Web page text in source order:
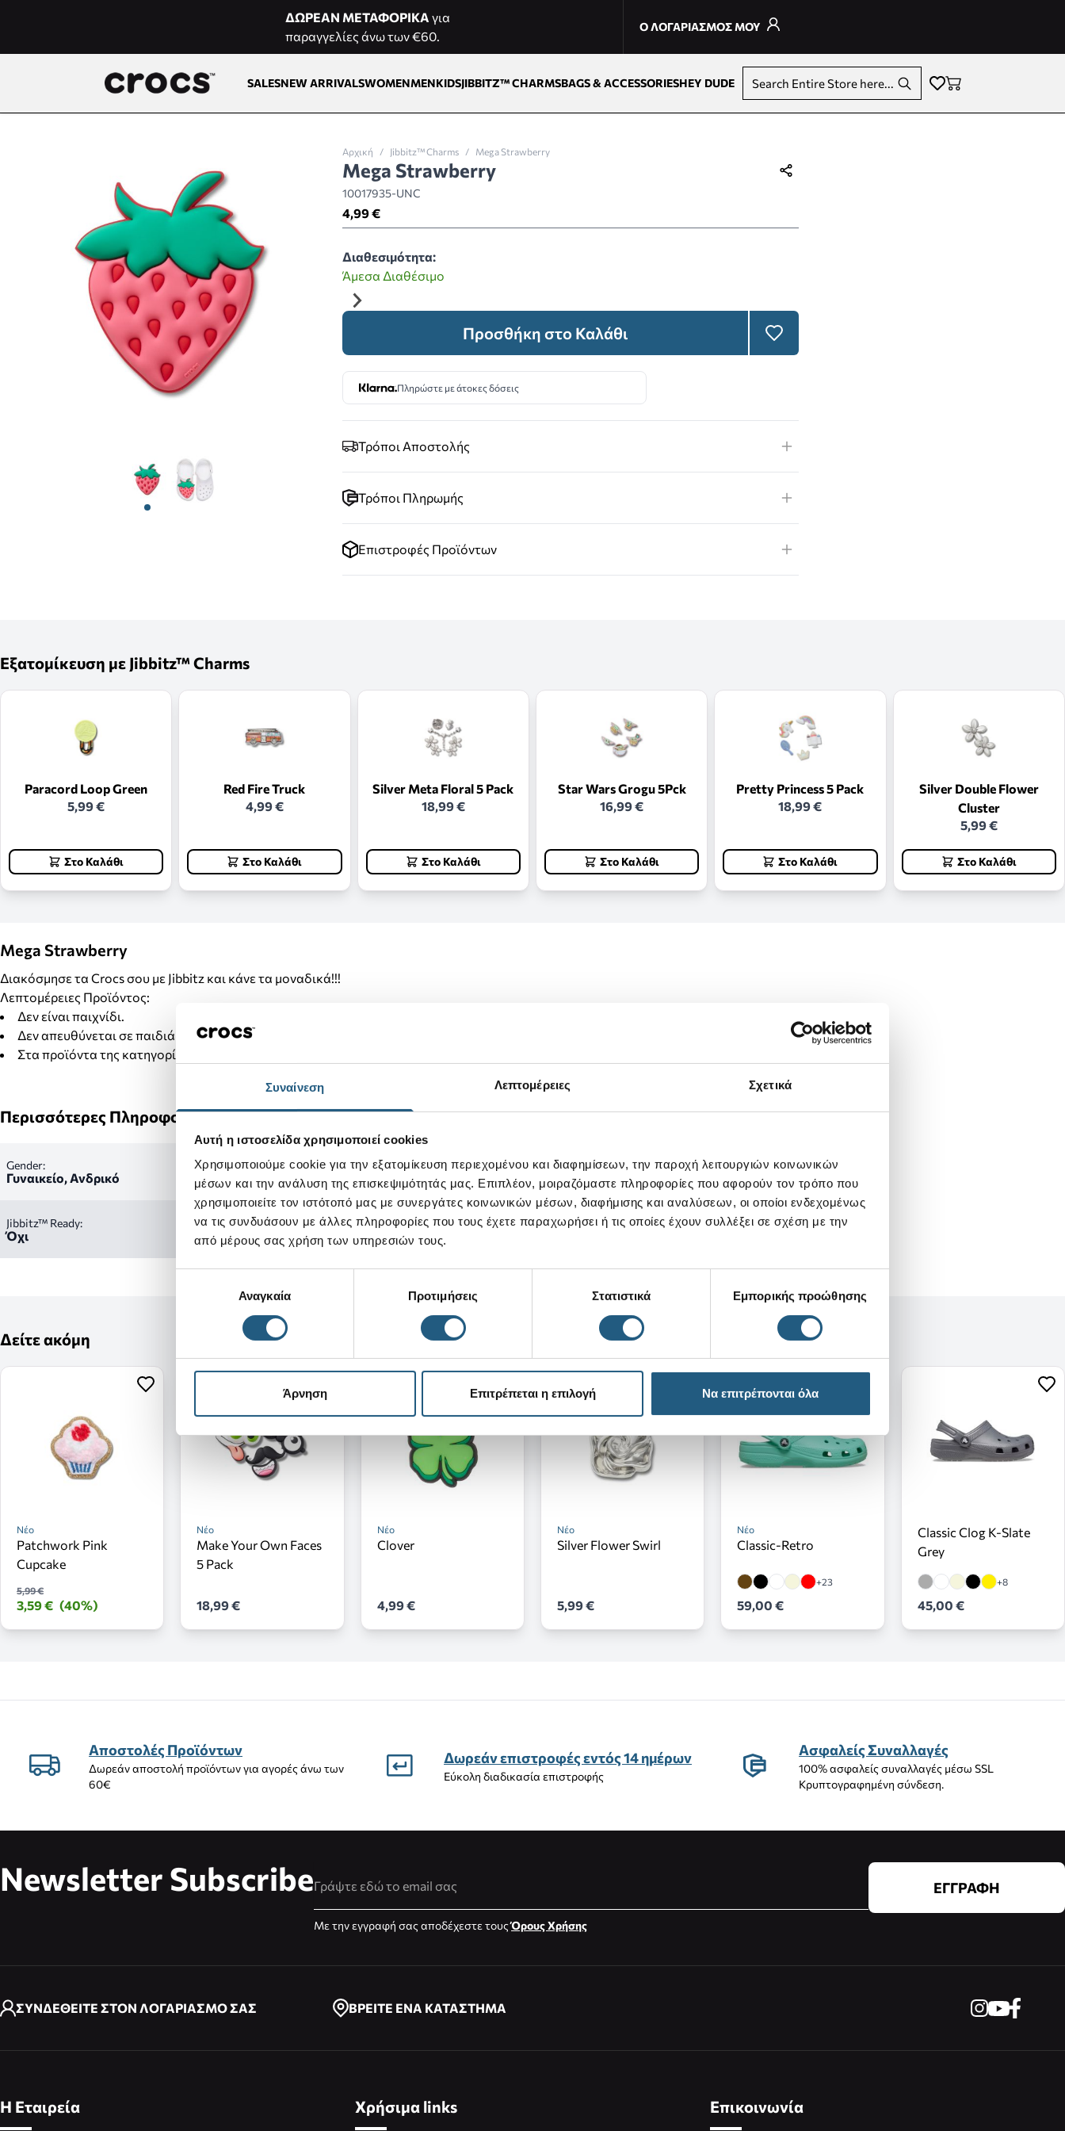
Συναίνεση Λεπτομέρειες Σχετικά
Αυτή η ιστοσελίδα χρησιμοποιεί cookies
Χρησιμοποιούμε cookie για την εξατομίκευση περιεχομένου και διαφημίσεων, την παροχή λειτουργιών κοινωνικών
μέσων και την ανάλυση της επισκεψιμότητάς μας. Επιπλέον, μοιραζόμαστε πληροφορίες που αφορούν τον τρόπο που
χρησιμοποιείτε τον ιστότοπό μας με συνεργάτες κοινωνικών μέσων, διαφήμισης και αναλύσεων, οι οποίοι ενδεχομένως
να τις συνδυάσουν με άλλες πληροφορίες που τους έχετε παραχωρήσει ή τις οποίες έχουν συλλέξει σε σχέση με την
από μέρους σας χρήση των υπηρεσιών τους.
συγκατάθεσηςΑναγκαία Προτιμήσεις Στατιστικά Εμπορικής προώθησης
Άρνηση Επιτρέπεται η επιλογή Να επιτρέπονται όλα
ΔΩΡΕΑΝ ΜΕΤΑΦΟΡΙΚΑ για
παραγγελίες άνω των €60.
Ο ΛΟΓΑΡΙΑΣΜΟΣ ΜΟΥ
SALESNEW ARRIVALSWOMENMENKIDSJIBBITZ™ CHARMSBAGS & ACCESSORIESHEY DUDE Search Entire Store here...
View larger imageView larger image
Αρχική / Jibbitz™ Charms / Mega Strawberry
Mega Strawberry
10017935-UNC
4,99 €
Διαθεσιμότητα:
Άμεσα Διαθέσιμο
Προσθήκη στο Καλάθι
Πληρώστε με άτοκες δόσεις
Τρόποι Αποστολής
Τρόποι Πληρωμής
Επιστροφές Προϊόντων
Εξατομίκευση με Jibbitz™ Charms
Paracord Loop Green
5,99 €
Στο Καλάθι
Red Fire Truck
4,99 €
Στο Καλάθι
Silver Meta Floral 5 Pack
18,99 €
Στο Καλάθι
Star Wars Grogu 5Pck
16,99 €
Στο Καλάθι
Pretty Princess 5 Pack
18,99 €
Στο Καλάθι
Silver Double Flower
Cluster
5,99 €
Στο Καλάθι
Mega Strawberry
Διακόσμησε τα Crocs σου με Jibbitz και κάνε τα μοναδικά!!!
Λεπτομέρειες Προϊόντος:
Δεν είναι παιχνίδι.
Δεν απευθύνεται σε παιδιά κάτω των 3 ετών.
Στα προϊόντα της κατηγορίας Jibbitz δεν γίνονται αλλαγές και επιστροφές.
Περισσότερες Πληροφορίες
Gender:
Γυναικείο, Ανδρικό
Jibbitz™ Ready:
Όχι
Δείτε ακόμη
Νέο
Patchwork Pink
Cupcake
5,99 €
3,59 € (40%)
Νέο
Make Your Own Faces
5 Pack
18,99 €
Νέο
Clover
4,99 €
Νέο
Silver Flower Swirl
5,99 €
Νέο
Classic-Retro
+23
59,00 €
Classic Clog K-Slate
Grey
+8
45,00 €
Αποστολές Προϊόντων
Δωρεάν αποστολή προϊόντων για αγορές άνω των
60€
Δωρεάν επιστροφές εντός 14 ημέρων
Εύκολη διαδικασία επιστροφής
Ασφαλείς Συναλλαγές
100% ασφαλείς συναλλαγές μέσω SSL
Κρυπτογραφημένη σύνδεση.
Newsletter Subscribe
Με την εγγραφή σας αποδέχεστε τουςΌρους Χρήσης
ΕΓΓΡΑΦΗ
ΣΥΝΔΕΘΕΙΤΕ ΣΤΟΝ ΛΟΓΑΡΙΑΣΜΟ ΣΑΣ ΒΡΕΙΤΕ ΕΝΑ ΚΑΤΑΣΤΗΜΑ
Η Εταιρεία Χρήσιμα links Επικοινωνία